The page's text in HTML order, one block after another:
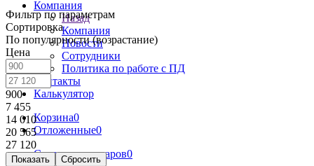
Компания
Назад
Компания
Новости
Сотрудники
Политика по работе с ПД
Контакты
Калькулятор
Корзина0
Отложенные0
Сравнение товаров0
Фильтр по параметрам
Сортировка
По популярности (возрастание)
Цена
900
7 455
14 010
20 565
27 120
Сбросить